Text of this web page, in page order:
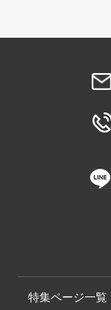
特集ページ一覧